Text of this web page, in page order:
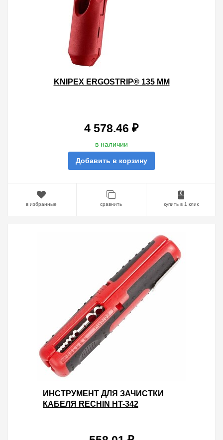
KNIPEX ERGOSTRIP® 135 ММ
4 578.46 ₽
в наличии
Добавить в корзину
в избранные сравнить купить в 1 клик
ИНСТРУМЕНТ ДЛЯ ЗАЧИСТКИ
КАБЕЛЯ RECHIN HT-342